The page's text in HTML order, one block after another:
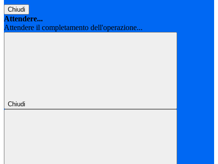
Chiudi
Attendere...
Attendere il completamento dell'operazione...
Chiudi